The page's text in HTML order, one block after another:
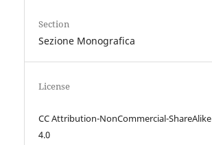
Section
Sezione Monografica
License
CC Attribution-NonCommercial-ShareAlike
4.0